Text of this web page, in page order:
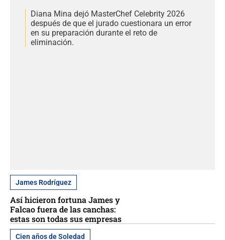
Diana Mina dejó MasterChef Celebrity 2026
después de que el jurado cuestionara un error
en su preparación durante el reto de
eliminación.
James Rodríguez
Así hicieron fortuna James y
Falcao fuera de las canchas:
estas son todas sus empresas
Cien años de Soledad